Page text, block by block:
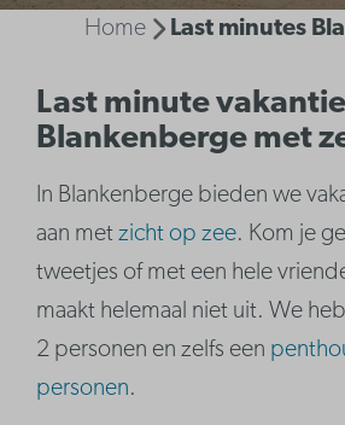
Home Last minutes
Last minute
Blankenberge met
In Blankenberge bieden we
aan metzicht op zee. Kom je
tweetjes of met een hele
maakt helemaal niet uit. We
2 personen en zelfs een
personen.